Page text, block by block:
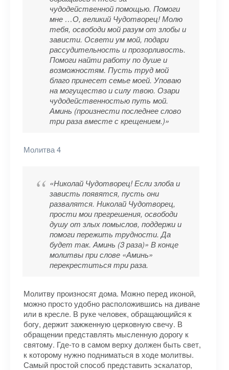
чудодейственной помощью. Помоги
мне …О, великий Чудотворец! Молю
тебя, освободи мой разум от злобы и
зависти. Освети ум мой, подари
рассудительность и прозорливость.
Помоги найти работу по душе и
возможностям. Пусть труд мой
благо принесет семье моей. Уповаю
на могущество и силу твою. Озари
чудодейственностью путь мой.
Аминь (произнести последнее слово
три раза вместе с крещением.)»
Молитва 4
«Николай Чудотворец! Если злоба и
зависть появятся, пусть они
развалятся. Николай Чудотворец,
прости мои прегрешения, освободи
душу от злых помыслов, поддержи и
помоги пережить трудности. Да
будет так. Аминь (3 раза)» В конце
молитвы при слове «Аминь»
перекреститься три раза.
Молитву произносят дома. Можно перед иконой,
можно просто удобно расположившись на диване
или в кресле. В руке человек, обращающийся к
богу, держит зажженную церковную свечу. В
обращении представлять мысленную дорогу к
святому. Где-то в самом верху должен быть свет,
к которому нужно подниматься в ходе молитвы.
Самый простой способ представить эскалатор,